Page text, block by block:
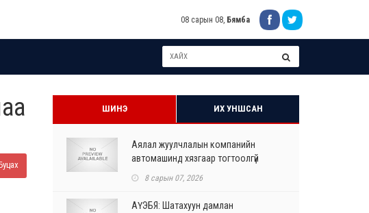
08 сарын 08, Бямба
ШИНЭ ИХ УНШСАН
Аялал жуулчлалын компанийн
автомашинд хязгаар тогтоолгүй
8 сарын 07, 2026
АҮЭБЯ: Шатахуун дамлан